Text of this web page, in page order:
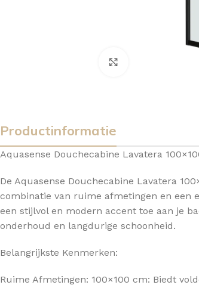
TOPBLADEN
Productinformatie
Aquasense Douchecabine Lavatera
De Aquasense Douchecabine Lavatera
combinatie van ruime afmetingen en een
een stijlvol en modern accent toe aan je
onderhoud en langdurige schoonheid.
Belangrijkste Kenmerken:
Ruime Afmetingen: 100×100 cm: Biedt